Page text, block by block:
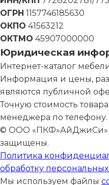
ОГРН 1157746185630
ОКПО 41563212
ОКТМО 45907000000
Юридическая
Интернет-каталог
Информация и цены,
являются публичной
Точную стоимость
менеджера по телефону.
© ООО «ПКФ»АйДжиСи»
защищены.
Политика
обработку
Мы используем файлы